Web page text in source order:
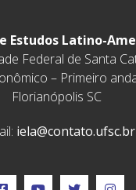
Estudos Latino-
Federal de Santa
– Primeiro
Florianópolis SC
iela@contato.ufsc.br